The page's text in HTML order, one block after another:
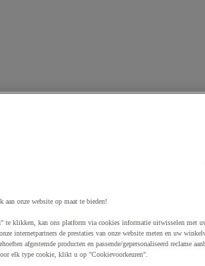
onze website op maat te bieden!
te klikken, kan ons platform via cookies informatie uitwisselen met
internetpartners de prestaties van onze website meten en uw
afgestemde producten en passende/gepersonaliseerd reclame
elk type cookie, klikt u op "Cookievoorkeuren".